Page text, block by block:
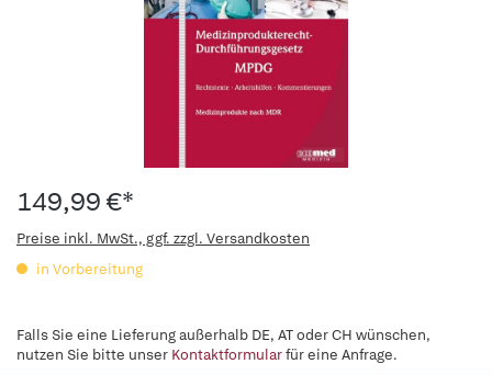
149,99 €*
Preise inkl. MwSt., ggf. zzgl. Versandkosten
in Vorbereitung
Falls Sie eine Lieferung außerhalb DE, AT oder CH wünschen,
nutzen Sie bitte unser Kontaktformularfür eine Anfrage.